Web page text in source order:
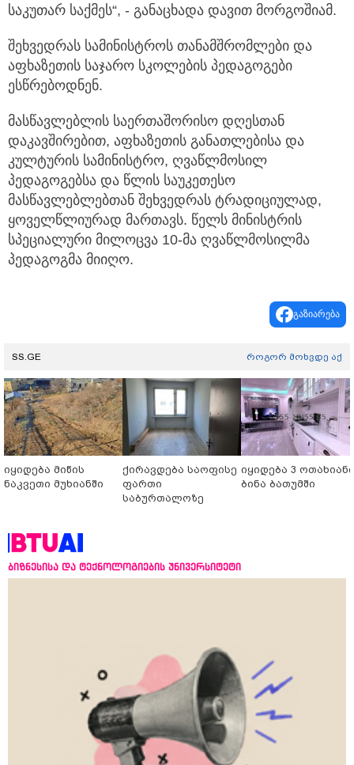
საკუთარ საქმეს“, - განაცხადა დავით მორგოშიამ.
შეხვედრას სამინისტროს თანამშრომლები და
აფხაზეთის საჯარო სკოლების პედაგოგები
ესწრებოდნენ.
მასწავლებლის საერთაშორისო დღესთან
დაკავშირებით, აფხაზეთის განათლებისა და
კულტურის სამინისტრო, ღვაწლმოსილ
პედაგოგებსა და წლის საუკეთესო
მასწავლებლებთან შეხვედრას ტრადიციულად,
ყოველწლიურად მართავს. წელს მინისტრის
სპეციალური მილოცვა 10-მა ღვაწლმოსილმა
პედაგოგმა მიიღო.
გაზიარება
SS.GE როგორ მოხვდე აქ
იყიდება მიწის
ნაკვეთი მუხიანში
ქირავდება საოფისე
ფართი
საბურთალოზე
იყიდება 3 ოთახიანი
ბინა ბათუმში
ბიზნესისა და ტექნოლოგიების უნივერსიტეტი